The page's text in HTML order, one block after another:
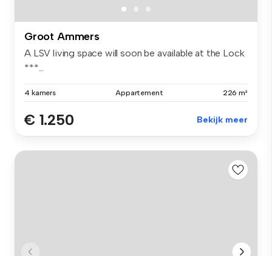
Groot Ammers
A LSV living space will soon be available at the Lock
***...
4 kamers Appartement 226 m²
€ 1.250 Bekijk meer